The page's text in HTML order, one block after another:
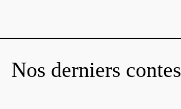
Nos derniers contes